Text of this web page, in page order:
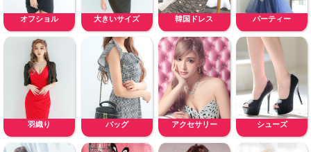
オフショル 大きいサイズ 韓国ドレス パーティー
羽織り バッグ アクセサリー シューズ